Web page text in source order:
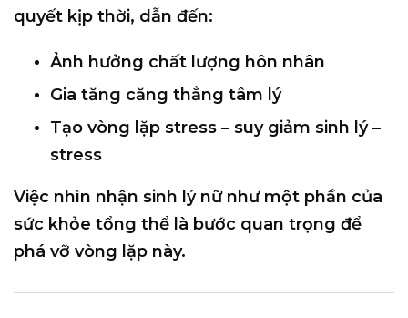
quyết kịp thời, dẫn đến:
Ảnh hưởng chất lượng hôn nhân
Gia tăng căng thẳng tâm lý
Tạo vòng lặp stress – suy giảm sinh lý –
stress
Việc nhìn nhận sinh lý nữ như một phần của
sức khỏe tổng thể là bước quan trọng để
phá vỡ vòng lặp này.